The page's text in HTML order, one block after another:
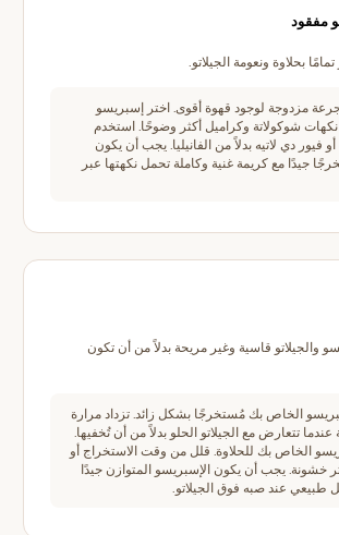
مفقود
بحلاوة ونعومة الجيلاتو.
مزدوجة لوجود قهوة أقوى. اختر إسبريسو
شوكولاتة وكراميل أكثر وضوحًا. استخدم
فيور دي لاتيه بدلاً من الفانيليا. يجب أن يكون
جيدًا مع كريمة غنية وكاملة تحمل نكهتها عبر
والجيلاتو قاسية وغير مريحة بدلاً من أن تكون
الخاص بك مُستخرجًا بشكل زائد. تزداد مرارة
تتعارض مع الجيلاتو الحلو بدلاً من أن تُخفيها.
الخاص بك للحلاوة. قلل من وقت الاستخراج أو
خشونة. يجب أن يكون الإسبريسو المتوازن جيدًا
طبيعي عند صبه فوق الجيلاتو.